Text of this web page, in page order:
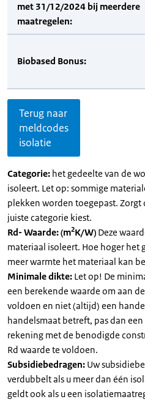
met 31/12/2024 bij meerdere
maatregelen:
Biobased Bonus:
Terug naar
meldcodes
isolatie
Categorie: het gedeelte van de
isoleert. Let op: sommige
plekken worden toegepast. Zorgt
juiste categorie kiest.
Rd- Waarde: (m2K/W) Deze
materiaal isoleert. Hoe hoger het
meer warmte het materiaal kan
Minimale dikte: Let op! De
een berekende waarde om aan
voldoen en niet (altijd) een
handelsmaat betreft, pas dan
rekening met de benodigde
Rd waarde te voldoen.
Subsidiebedragen: Uw
verdubbelt als u meer dan één
geldt ook als u een